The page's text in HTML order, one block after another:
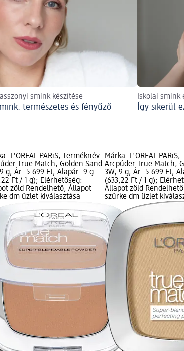
smink készítése
természetes és fényűző
Iskolai smink
Így sikerül
L'ORÉAL PARiS; Terméknév:
True Match, Golden Sand
g; Ár: 5 699 Ft; Alapár: 9 g
Ft / 1 g); Elérhetőség:
zöld Rendelhető, Állapot
dm üzlet kiválasztása
Márka: L'ORÉAL PARiS;
Arcpúder True Match,
3W, 9 g; Ár: 5 699 Ft;
(633,22 Ft / 1 g);
Állapot zöld
szürke dm üzlet